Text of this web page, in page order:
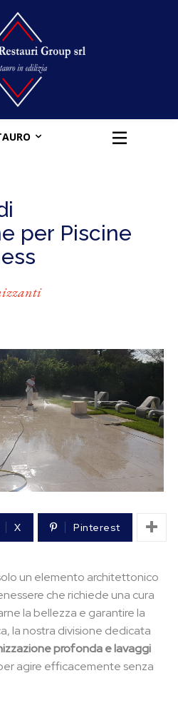
per Piscine
X Pinterest
un elemento architettonico
che richiede una cura
la bellezza e garantire la
la nostra divisione dedicata
profonda e lavaggi
agire efficacemente senza